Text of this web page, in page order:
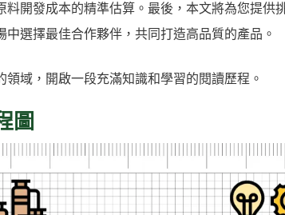
開發成本的精準估算。最後，本文將為您提供
選擇最佳合作夥伴，共同打造高品質的產品。
域，開啟一段充滿知識和學習的閱讀歷程。
圖